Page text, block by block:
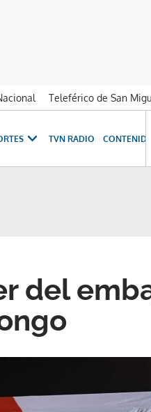
Teleférico de San
TVN RADIO
del